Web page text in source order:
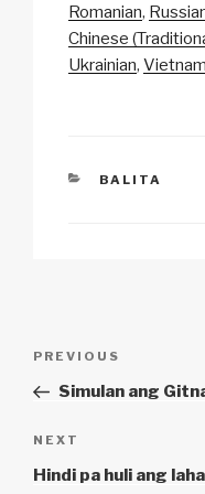
Li
n
Romanian
Chinese
Ukrainian
CATEGORIES
BALITA
Previous
Post
PREVIOUS
Simulan ang
Next
Post
NEXT
Hindi pa huli ang